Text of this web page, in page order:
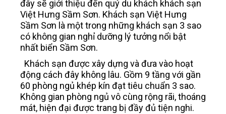
đây sẽ giới thiệu đến quý du khách khách sạn
Việt Hưng Sầm Sơn. Khách sạn Việt Hưng
Sầm Sơn là một trong những khách sạn 3 sao
có không gian nghỉ dưỡng lý tưởng nổi bật
nhất biển Sầm Sơn.
Khách sạn được xây dựng và đưa vào hoạt
động cách đây không lâu. Gồm 9 tầng với gần
60 phòng ngủ khép kín đạt tiêu chuẩn 3 sao.
Không gian phòng ngủ vô cùng rộng rãi, thoáng
mát, hiện đại được trang bị đầy đủ tiện nghi.